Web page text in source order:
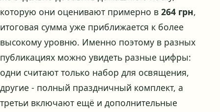
которую они оценивают примерно в 264 грн,
итоговая сумма уже приближается к более
высокому уровню. Именно поэтому в разных
публикациях можно увидеть разные цифры:
одни считают только набор для освящения,
другие - полный праздничный комплект, а
третьи включают ещё и дополнительные